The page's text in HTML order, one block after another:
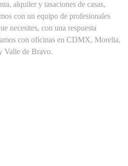
alquiler y tasaciones de casas,
con un equipo de profesionales
necesites, con una respuesta
con oficinas en CDMX, Morelia,
Valle de Bravo.